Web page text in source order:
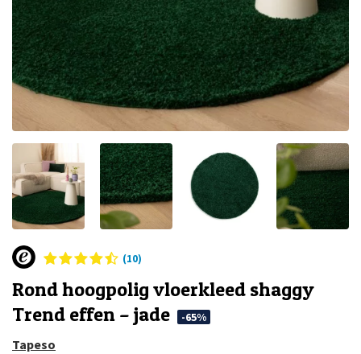
(10)
Rond hoogpolig vloerkleed shaggy
Trend effen – jade
-65%
Tapeso